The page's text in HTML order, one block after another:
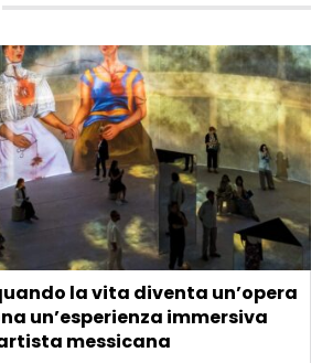
la vita diventa un’opera
un’esperienza immersiva
messicana